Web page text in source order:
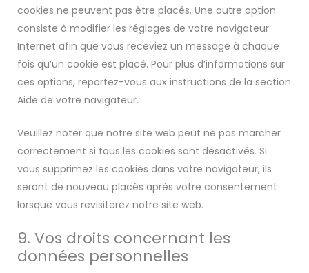
cookies ne peuvent pas être placés. Une autre option
consiste à modifier les réglages de votre navigateur
Internet afin que vous receviez un message à chaque
fois qu’un cookie est placé. Pour plus d’informations sur
ces options, reportez-vous aux instructions de la section
Aide de votre navigateur.
Veuillez noter que notre site web peut ne pas marcher
correctement si tous les cookies sont désactivés. Si
vous supprimez les cookies dans votre navigateur, ils
seront de nouveau placés après votre consentement
lorsque vous revisiterez notre site web.
9. Vos droits concernant les
données personnelles